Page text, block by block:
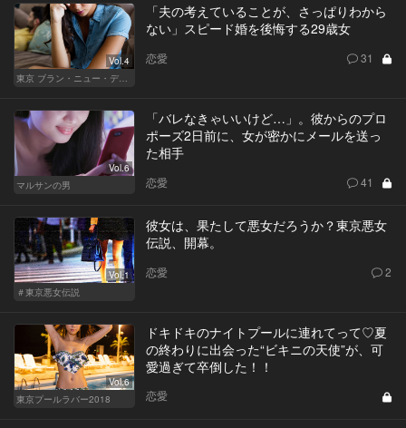
Vol.4
「夫の考えていることが、さっぱりわから
ない」スピード婚を後悔する29歳女
恋愛 31
Vol.6
マルサンの男
「バレなきゃいいけど…」。彼からのプロ
ポーズ2日前に、女が密かにメールを送っ
た相手
恋愛 41
Vol.1
＃東京悪女伝説
彼女は、果たして悪女だろうか？東京悪女
伝説、開幕。
恋愛 2
Vol.6
東京プールラバー2018
ドキドキのナイトプールに連れてって♡夏
の終わりに出会った“ビキニの天使”が、可
愛過ぎて卒倒した！！
恋愛